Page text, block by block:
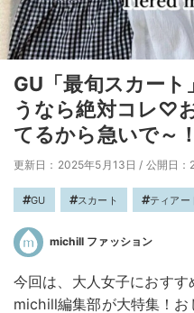
GU「最旬スカー
うなら絶対コレ♡
てるから急いで～！
更新日：2025年5月13日 / 公開日：
GU スカート ティアー
michill ファッション
今回は、大人女子におす
michill編集部が大特集！お